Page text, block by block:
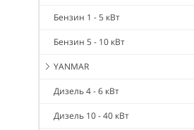
Бензин 1 - 5 кВт
Бензин 5 - 10 кВт
YANMAR
Дизель 4 - 6 кВт
Дизель 10 - 40 кВт